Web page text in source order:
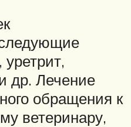
уретрит,
др. Лечение
обращения к
ветеринару,